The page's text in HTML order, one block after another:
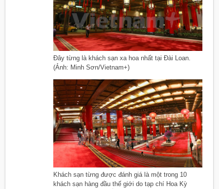
Đây từng là khách sạn xa hoa nhất tại Đài Loan.
(Ảnh: Minh Sơn/Vietnam+)
Khách sạn từng được đánh giá là một trong 10
khách sạn hàng đầu thế giới do tạp chí Hoa Kỳ